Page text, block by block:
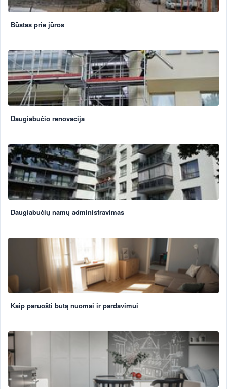
Būstas prie jūros
Daugiabučio renovacija
Daugiabučių namų administravimas
Kaip paruošti butą nuomai ir pardavimui